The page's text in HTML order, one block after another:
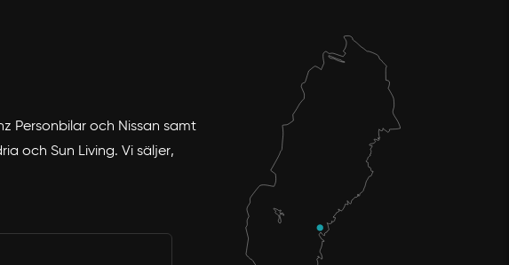
Personbilar och Nissan samt
och Sun Living. Vi säljer,